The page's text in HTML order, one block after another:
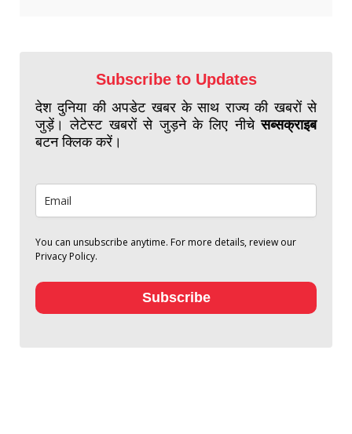
Subscribe to Updates
देश दुनिया की अपडेट खबर के साथ राज्य की खबरों से
जुड़ें। लेटेस्ट खबरों से जुड़ने के लिए नीचेसब्सक्राइब
बटन क्लिक करें।
You can unsubscribe anytime. For more details, review our
Privacy Policy.
Subscribe